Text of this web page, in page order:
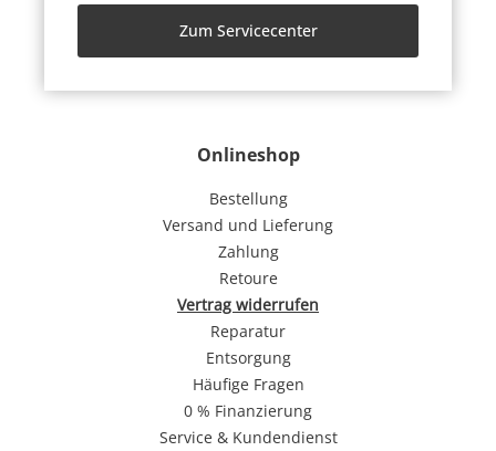
Onlineshop
Bestellung
Versand und Lieferung
Zahlung
Retoure
Vertrag widerrufen
Reparatur
Entsorgung
Häufige Fragen
0 % Finanzierung
Service & Kundendienst
Zum Servicecenter